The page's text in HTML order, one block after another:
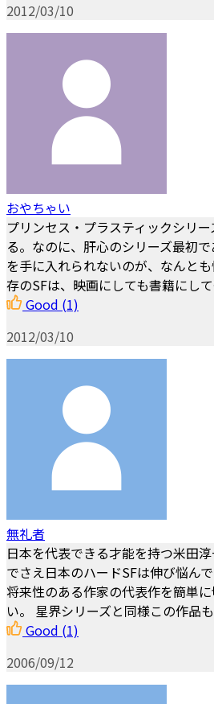
2012/03/10
おやちゃい
プリンセス・プラスティックシリ
る。なのに、肝心のシリーズ最初で
を手に入れられないのが、なんと
存のSFは、映画にしても書籍にし
Good (1)
2012/03/10
無礼者
日本を代表できる才能を持つ米田
でさえ日本のハードSFは伸び悩ん
将来性のある作家の代表作を簡単
い。 星界シリーズと同様この作品
Good (1)
2006/09/12